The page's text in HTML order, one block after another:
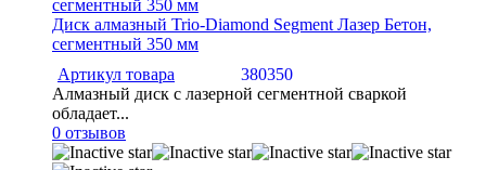
Диск алмазный Trio-Diamond Segment Лазер Бетон,
сегментный 350 мм
Артикул товара
380350
Алмазный диск с лазерной сегментной сваркой
обладает...
0 отзывов